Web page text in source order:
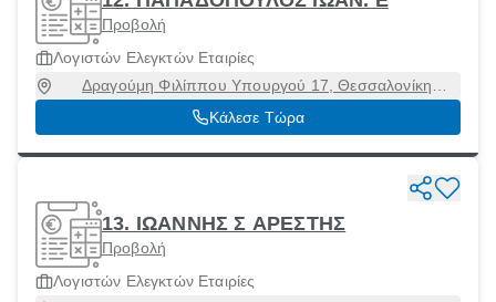
Προβολή
Λογιστών Ελεγκτών Εταιρίες
Δραγούμη Φιλίππου Υπουργού 17, Θεσσαλονίκη
[Δήμος], Θεσσαλονίκη, 54635
Κάλεσε Τώρα
13. ΙΩΑΝΝΗΣ Σ ΑΡΕΣΤΗΣ
Προβολή
Λογιστών Ελεγκτών Εταιρίες